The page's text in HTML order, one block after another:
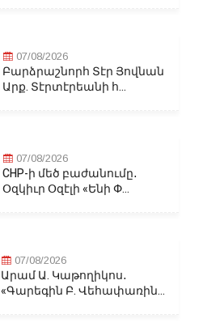
07/08/2026
Բարձրաշնորհ Տէր Յովնան
Արք. Տէրտէրեանի հ...
07/08/2026
CHP-ի մեծ բաժանումը․
Օզկիւր Օզէլի «Ենի Փ...
07/08/2026
Արամ Ա. Կաթողիկոս․
«Գարեգին Բ. Վեհափառին...